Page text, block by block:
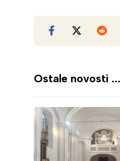
Ostale novosti ...